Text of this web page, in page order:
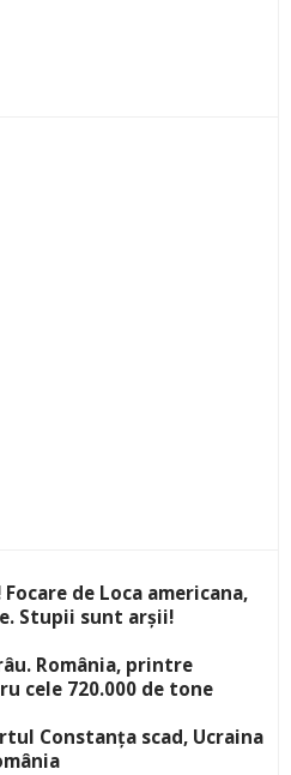
de Loca americana,
Stupii sunt arșii!
România, printre
cele 720.000 de tone
Constanța scad, Ucraina